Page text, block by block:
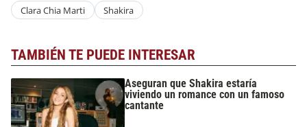
Clara Chia Marti Shakira
TAMBIÉN TE PUEDE INTERESAR
Aseguran que Shakira estaría
viviendo un romance con un famoso
cantante